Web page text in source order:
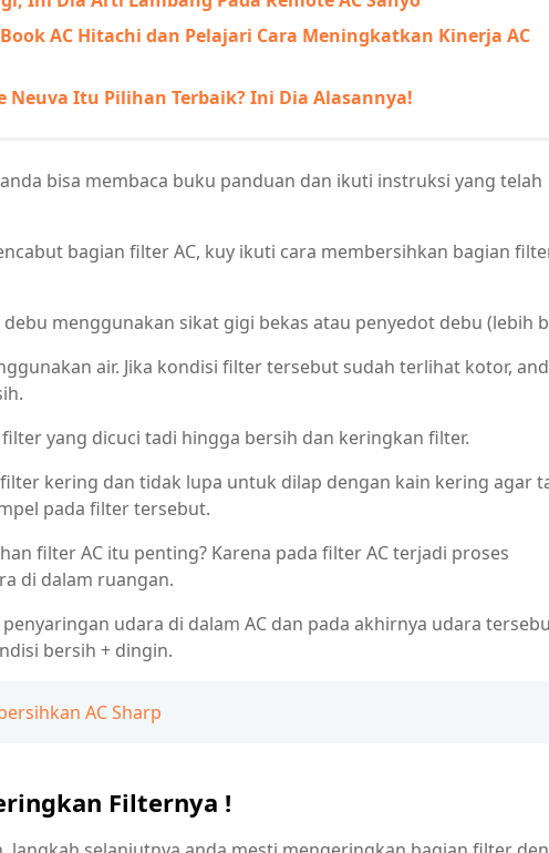
AC Hitachi dan Pelajari Cara Meningkatkan Kinerja AC
Neuva Itu Pilihan Terbaik? Ini Dia Alasannya!
bisa membaca buku panduan dan ikuti instruksi yang telah
bagian filter AC, kuy ikuti cara membersihkan bagian
menggunakan sikat gigi bekas atau penyedot debu (lebih
air. Jika kondisi filter tersebut sudah terlihat kotor,
yang dicuci tadi hingga bersih dan keringkan filter.
kering dan tidak lupa untuk dilap dengan kain kering agar
pada filter tersebut.
filter AC itu penting? Karena pada filter AC terjadi proses
di dalam ruangan.
udara di dalam AC dan pada akhirnya udara
bersih + dingin.
AC Sharp
Filternya !